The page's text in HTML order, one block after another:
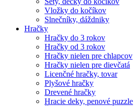
Vložky do kočíkov
Slnečníky, dáždniky
Hračky
Hračky do 3 rokov
Hračky od 3 rokov
Hračky nielen pre chlapcov
Hračky nielen pre dievčatá
Licenčné hračky, tovar
Plyšové hračky
Drevené hračky
Hracie deky, penové puzzle